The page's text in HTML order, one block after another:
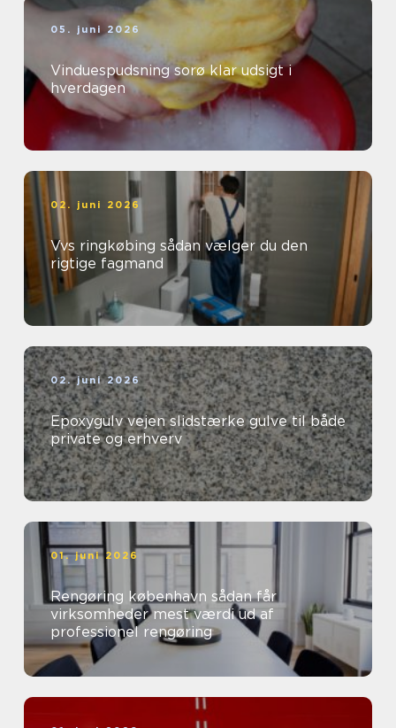
05. juni 2026
Vinduespudsning sorø klar udsigt i
hverdagen
02. juni 2026
Vvs ringkøbing sådan vælger du den
rigtige fagmand
02. juni 2026
Epoxygulv vejen slidstærke gulve til både
private og erhverv
01. juni 2026
Rengøring københavn sådan får
virksomheder mest værdi ud af
professionel rengøring